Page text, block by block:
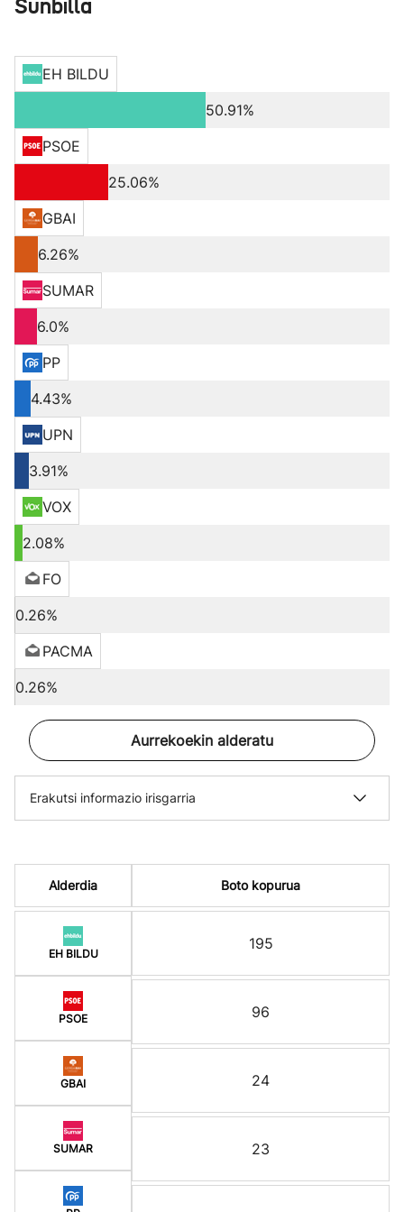
Sunbilla
EH BILDU
50.91%
PSOE
25.06%
GBAI
6.26%
SUMAR
6.0%
PP
4.43%
UPN
3.91%
VOX
2.08%
FO
0.26%
PACMA
0.26%
Aurrekoekin alderatu
Erakutsi informazio irisgarria
Alderdia
EH BILDU
PSOE
GBAI
SUMAR
Boto kopurua
195
96
24
23